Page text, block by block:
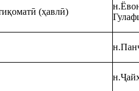
(ҳавлӣ)